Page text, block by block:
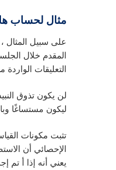
مثال لحساب
على سبيل المثال
المقدم خلال
التعليقات الواردة
لن يكون تذوق
ليكون مستساغًا
تثبت مكونات
يعني أنه إذا أ تم